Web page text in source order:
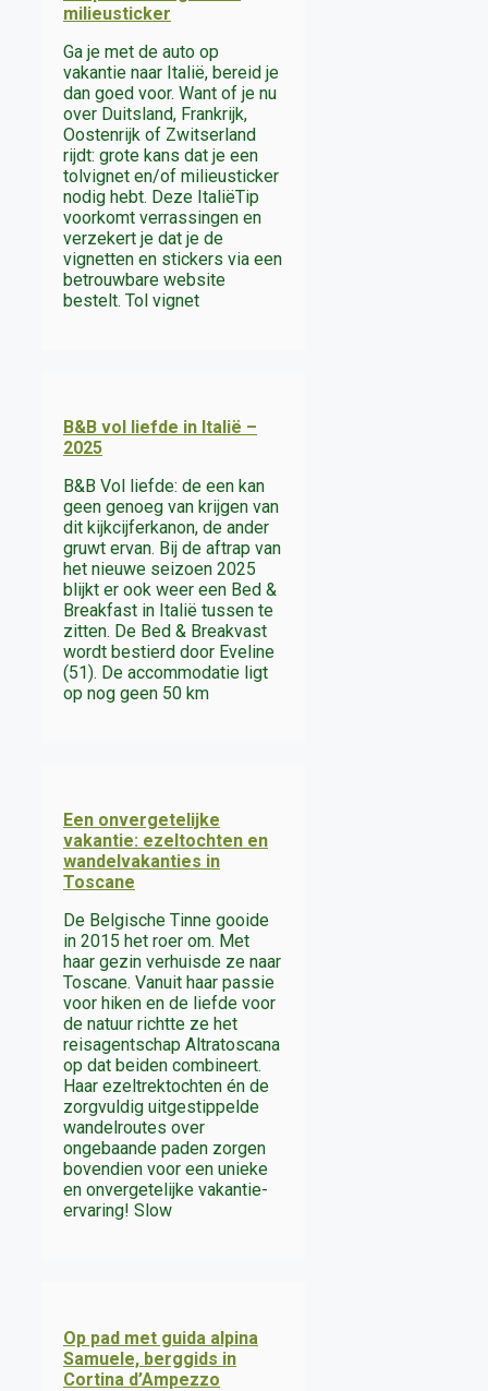
milieusticker
Ga je met de auto op
vakantie naar Italië, bereid je
dan goed voor. Want of je nu
over Duitsland, Frankrijk,
Oostenrijk of Zwitserland
rijdt: grote kans dat je een
tolvignet en/of milieusticker
nodig hebt. Deze ItaliëTip
voorkomt verrassingen en
verzekert je dat je de
vignetten en stickers via een
betrouwbare website
bestelt. Tol vignet
B&B vol liefde in Italië –
2025
B&B Vol liefde: de een kan
geen genoeg van krijgen van
dit kijkcijferkanon, de ander
gruwt ervan. Bij de aftrap van
het nieuwe seizoen 2025
blijkt er ook weer een Bed &
Breakfast in Italië tussen te
zitten. De Bed & Breakvast
wordt bestierd door Eveline
(51). De accommodatie ligt
op nog geen 50 km
Een onvergetelijke
vakantie: ezeltochten en
wandelvakanties in
Toscane
De Belgische Tinne gooide
in 2015 het roer om. Met
haar gezin verhuisde ze naar
Toscane. Vanuit haar passie
voor hiken en de liefde voor
de natuur richtte ze het
reisagentschap Altratoscana
op dat beiden combineert.
Haar ezeltrektochten én de
zorgvuldig uitgestippelde
wandelroutes over
ongebaande paden zorgen
bovendien voor een unieke
en onvergetelijke vakantie-
ervaring! Slow
Op pad met guida alpina
Samuele, berggids in
Cortina d’Ampezzo